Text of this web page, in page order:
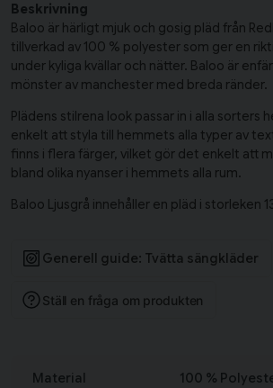
Beskrivning
Baloo är härligt mjuk och gosig pläd från
tillverkad av 100 % polyester som ger en
under kyliga kvällar och nätter. Baloo är
mönster av manchester med breda ränder.
Plädens stilrena look passar in i alla sorters
enkelt att styla till hemmets alla typer av
finns i flera färger, vilket gör det enkelt att
bland olika nyanser i hemmets alla rum.
Baloo Ljusgrå innehåller en pläd i storleken
Generell guide: Tvätta sängkläder
Ställ en fråga om produkten
Material 100 %